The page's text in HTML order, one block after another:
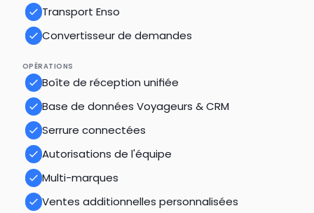
Transport Enso
Convertisseur de demandes
OPÉRATIONS
Boîte de réception unifiée
Base de données Voyageurs & CRM
Serrure connectées
Autorisations de l'équipe
Multi-marques
Ventes additionnelles personnalisées